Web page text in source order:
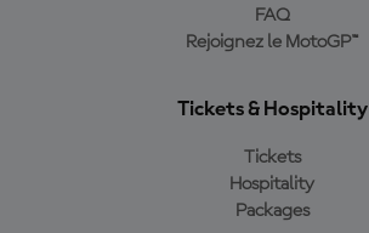
FAQ
Rejoignez le MotoGP™
Tickets & Hospitality
Tickets
Hospitality
Packages